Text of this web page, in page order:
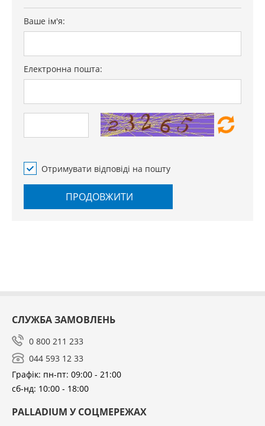
Ваше ім'я:
Електронна пошта:
Отримувати відповіді на пошту
ПРОДОВЖИТИ
СЛУЖБА ЗАМОВЛЕНЬ
0 800 211 233
044 593 12 33
Графік: пн-пт: 09:00 - 21:00
сб-нд: 10:00 - 18:00
PALLADIUM У СОЦМЕРЕЖАХ